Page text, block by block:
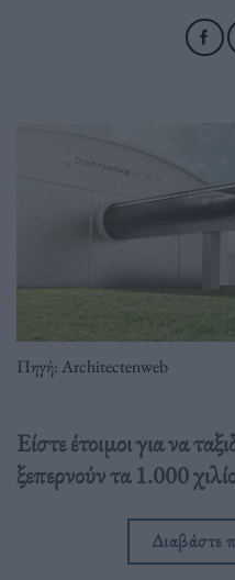
Πηγή: Architectenweb
Είστε έτοιμοι για να
ξεπερνούν τα 1.000
Διαβάστε